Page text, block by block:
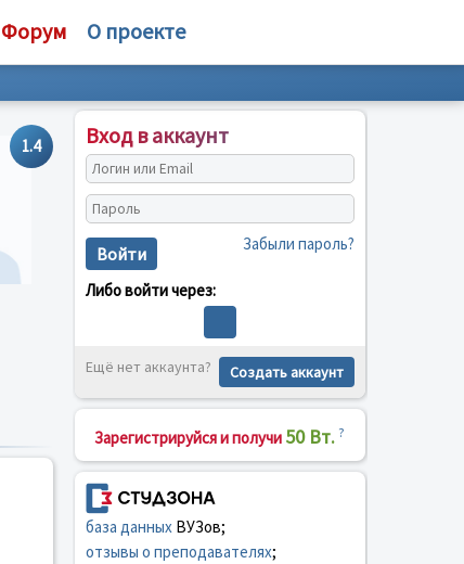
Форум О проекте
1.4 Вход в аккаунт
Войти Забыли пароль?
Либо войти через:
Ещё нет аккаунта? Создать аккаунт
Зарегистрируйся и получи 50 Вт. ?
база данныхВУЗов;
отзывы о преподавателях;